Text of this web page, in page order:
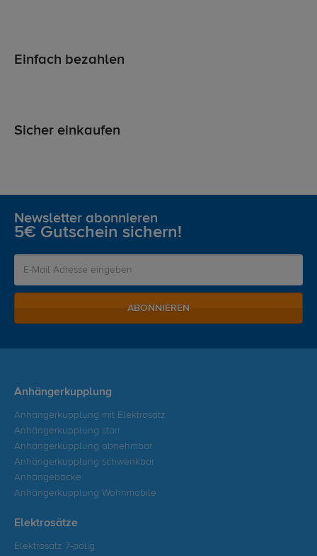
Einfach bezahlen
Sicher einkaufen
Newsletter abonnieren
5€ Gutschein sichern!
ABONNIEREN
Anhängerkupplung
Anhängerkupplung mit Elektrosatz
Anhängerkupplung starr
Anhängerkupplung abnehmbar
Anhängerkupplung schwenkbar
Anhängeböcke
Anhängerkupplung Wohnmobile
Elektrosätze
Elektrosatz 7-polig